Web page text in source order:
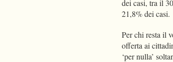
dei casi, tra il
21,8% dei casi.
Per chi resta il
offerta ai
‘per nulla’